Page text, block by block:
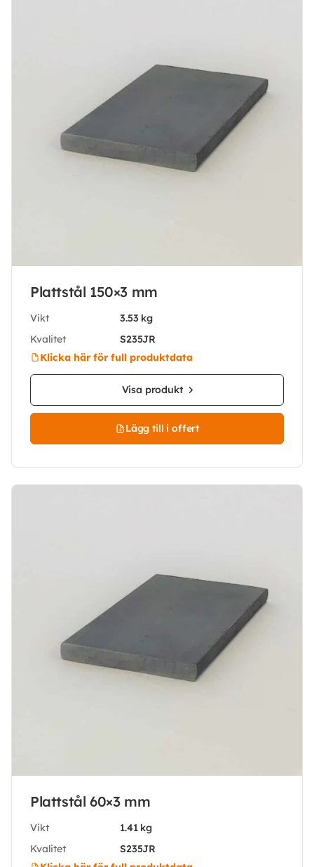
Plattstål 150×3 mm
Vikt
3.53 kg
Kvalitet
S235JR
Klicka här för full produktdata
Visa produkt
Lägg till i offert
Plattstål 60×3 mm
Vikt
1.41 kg
Kvalitet
S235JR